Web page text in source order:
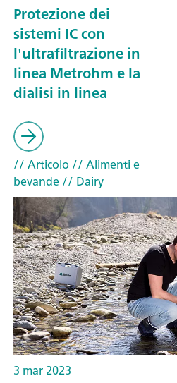
Protezione dei
sistemi IC con
l'ultrafiltrazione in
linea Metrohm e la
dialisi in linea
// Articolo // Alimenti e
bevande// Dairy
3 mar 2023